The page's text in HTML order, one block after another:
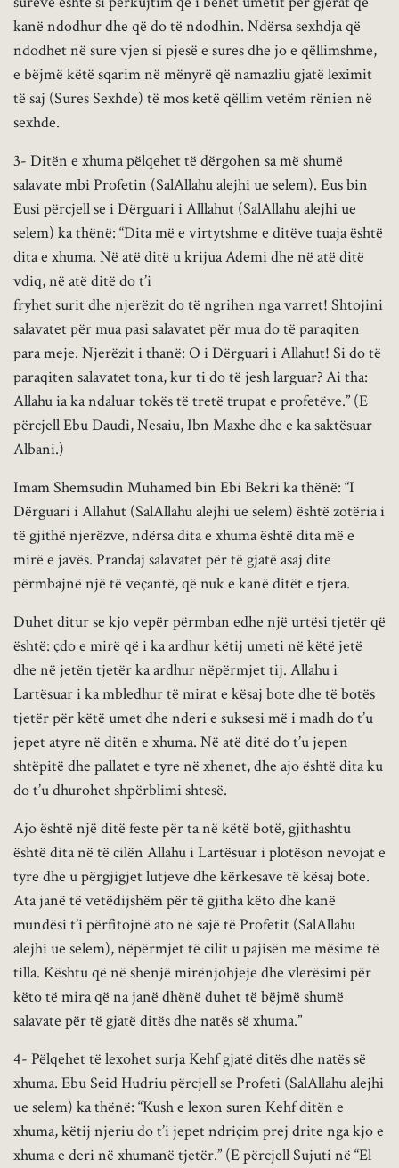
kanë ndodhur dhe që do të ndodhin. Ndërsa sexhdja që
ndodhet në sure vjen si pjesë e sures dhe jo e qëllimshme,
e bëjmë këtë sqarim në mënyrë që namazliu gjatë leximit
të saj (Sures Sexhde) të mos ketë qëllim vetëm rënien në
sexhde.
3- Ditën e xhuma pëlqehet të dërgohen sa më shumë
salavate mbi Profetin (SalAllahu alejhi ue selem). Eus bin
Eusi përcjell se i Dërguari i Alllahut (SalAllahu alejhi ue
selem) ka thënë: “Dita më e virtytshme e ditëve tuaja është
dita e xhuma. Në atë ditë u krijua Ademi dhe në atë ditë
vdiq, në atë ditë do t’i
fryhet surit dhe njerëzit do të ngrihen nga varret! Shtojini
salavatet për mua pasi salavatet për mua do të paraqiten
para meje. Njerëzit i thanë: O i Dërguari i Allahut! Si do të
paraqiten salavatet tona, kur ti do të jesh larguar? Ai tha:
Allahu ia ka ndaluar tokës të tretë trupat e profetëve.” (E
përcjell Ebu Daudi, Nesaiu, Ibn Maxhe dhe e ka saktësuar
Albani.)
Imam Shemsudin Muhamed bin Ebi Bekri ka thënë: “I
Dërguari i Allahut (SalAllahu alejhi ue selem) është zotëria i
të gjithë njerëzve, ndërsa dita e xhuma është dita më e
mirë e javës. Prandaj salavatet për të gjatë asaj dite
përmbajnë një të veçantë, që nuk e kanë ditët e tjera.
Duhet ditur se kjo vepër përmban edhe një urtësi tjetër që
është: çdo e mirë që i ka ardhur këtij umeti në këtë jetë
dhe në jetën tjetër ka ardhur nëpërmjet tij. Allahu i
Lartësuar i ka mbledhur të mirat e kësaj bote dhe të botës
tjetër për këtë umet dhe nderi e suksesi më i madh do t’u
jepet atyre në ditën e xhuma. Në atë ditë do t’u jepen
shtëpitë dhe pallatet e tyre në xhenet, dhe ajo është dita ku
do t’u dhurohet shpërblimi shtesë.
Ajo është një ditë feste për ta në këtë botë, gjithashtu
është dita në të cilën Allahu i Lartësuar i plotëson nevojat e
tyre dhe u përgjigjet lutjeve dhe kërkesave të kësaj bote.
Ata janë të vetëdijshëm për të gjitha këto dhe kanë
mundësi t’i përfitojnë ato në sajë të Profetit (SalAllahu
alejhi ue selem), nëpërmjet të cilit u pajisën me mësime të
tilla. Kështu që në shenjë mirënjohjeje dhe vlerësimi për
këto të mira që na janë dhënë duhet të bëjmë shumë
salavate për të gjatë ditës dhe natës së xhuma.”
4- Pëlqehet të lexohet surja Kehf gjatë ditës dhe natës së
xhuma. Ebu Seid Hudriu përcjell se Profeti (SalAllahu alejhi
ue selem) ka thënë: “Kush e lexon suren Kehf ditën e
xhuma, këtij njeriu do t’i jepet ndriçim prej drite nga kjo e
xhuma e deri në xhumanë tjetër.” (E përcjell Sujuti në “El